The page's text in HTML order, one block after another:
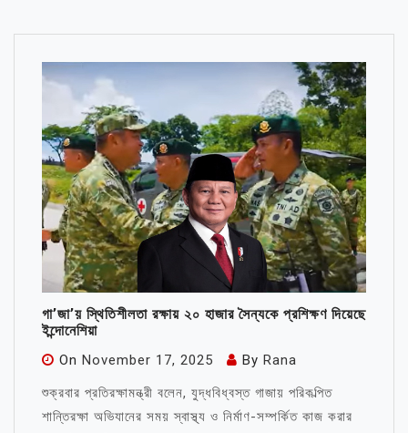
গা’জা’য় স্থিতিশীলতা রক্ষায় ২০ হাজার সৈন্যকে প্রশিক্ষণ দিয়েছে
ইন্দোনেশিয়া
On November 17, 2025 By Rana
শুক্রবার প্রতিরক্ষামন্ত্রী বলেন, যুদ্ধবিধ্বস্ত গাজায় পরিকল্পিত
শান্তিরক্ষা অভিযানের সময় স্বাস্থ্য ও নির্মাণ-সম্পর্কিত কাজ করার